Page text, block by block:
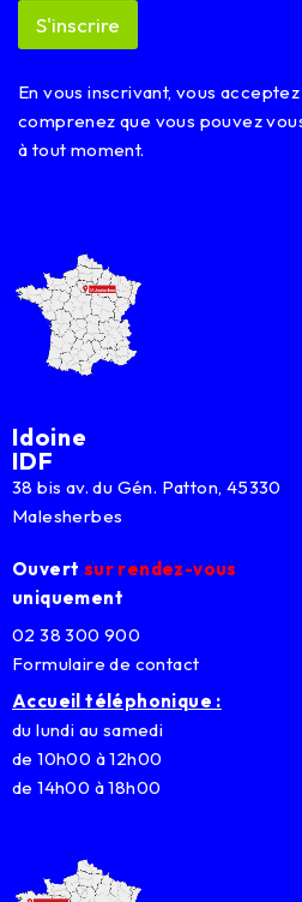
E
a
l
S'inscrire
En vous inscrivant, vous
comprenez que vous pouvez
à tout moment.
Idoine
IDF
38 bis av. du Gén. Patton, 45330
Malesherbes
Ouvert sur rendez-vous
uniquement
02 38 300 900
Formulaire de contact
Accueil téléphonique :
du lundi au samedi
de 10h00 à 12h00
de 14h00 à 18h00